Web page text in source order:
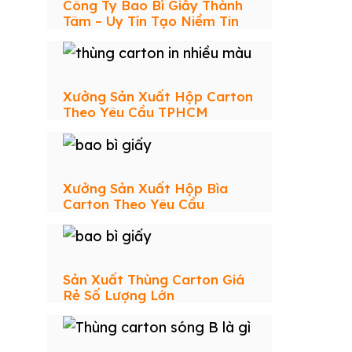
Công Ty Bao Bì Giấy Thành
Tâm – Uy Tín Tạo Niềm Tin
Xưởng Sản Xuất Hộp Carton
Theo Yêu Cầu TPHCM
Xưởng Sản Xuất Hộp Bìa
Carton Theo Yêu Cầu
Sản Xuất Thùng Carton Giá
Rẻ Số Lượng Lớn